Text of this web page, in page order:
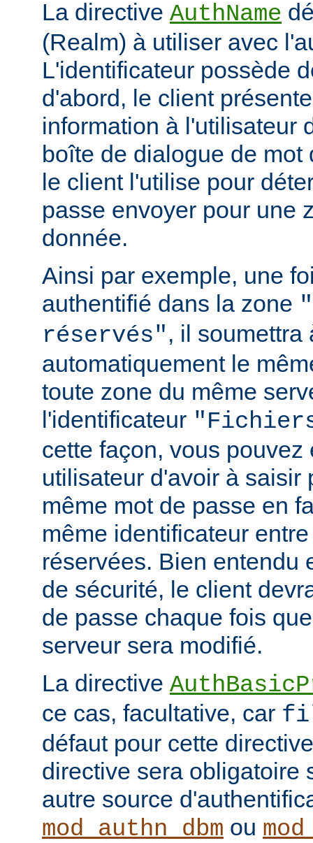
La directive AuthName
(Realm) à utiliser avec
L'identificateur possède
d'abord, le client
information à l'utilisateur
boîte de dialogue de mot
le client l'utilise pour
passe envoyer pour une
donnée.
Ainsi par exemple, une
authentifié dans la zone
réservés", il soumettra
automatiquement le
toute zone du même
l'identificateur
cette façon, vous pouvez
utilisateur d'avoir à saisir
même mot de passe en
même identificateur
réservées. Bien entendu
de sécurité, le client
de passe chaque fois
serveur sera modifié.
La directive
ce cas, facultative, car
défaut pour cette
directive sera obligatoire
autre source
mod_authn_dbm ou